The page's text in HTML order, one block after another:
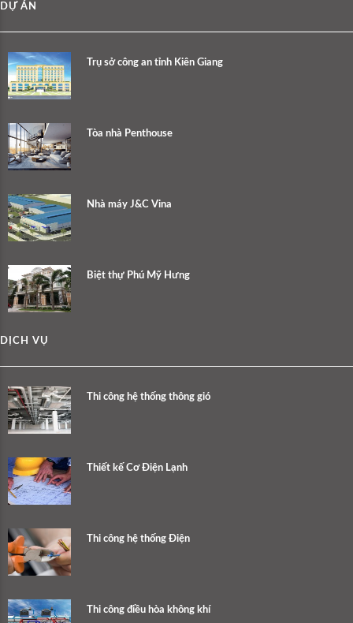
DỰ ÁN
Trụ sở công an tỉnh Kiên Giang
Tòa nhà Penthouse
Nhà máy J&C Vina
Biệt thự Phú Mỹ Hưng
DỊCH VỤ
Thi công hệ thống thông gió
Thiết kế Cơ Điện Lạnh
Thi công hệ thống Điện
Thi công điều hòa không khí